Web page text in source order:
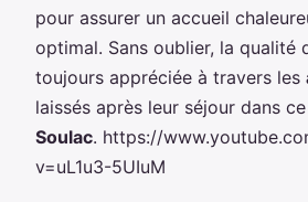
pour assurer un accueil
optimal. Sans oublier, la qualité
toujours appréciée à travers les
laissés après leur séjour dans ce
Soulac. https://
v=uL1u3-5UIuM